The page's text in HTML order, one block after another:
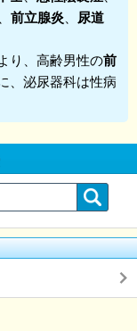
前立腺炎
尿道
り、高齢男性の前
、泌尿器科は性病